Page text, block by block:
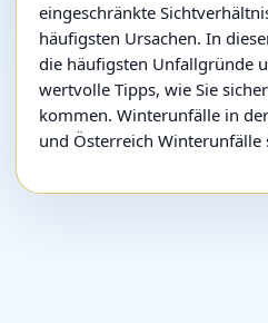
eingeschränkte
häufigsten Ursachen. In
die häufigsten Unfallgründe
wertvolle Tipps, wie Sie
kommen. Winterunfälle in
und Österreich